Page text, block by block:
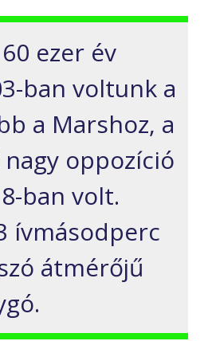
ezer év
ban voltunk a
a Marshoz, a
oppozíció
ban volt.
ívmásodperc
átmérőjű